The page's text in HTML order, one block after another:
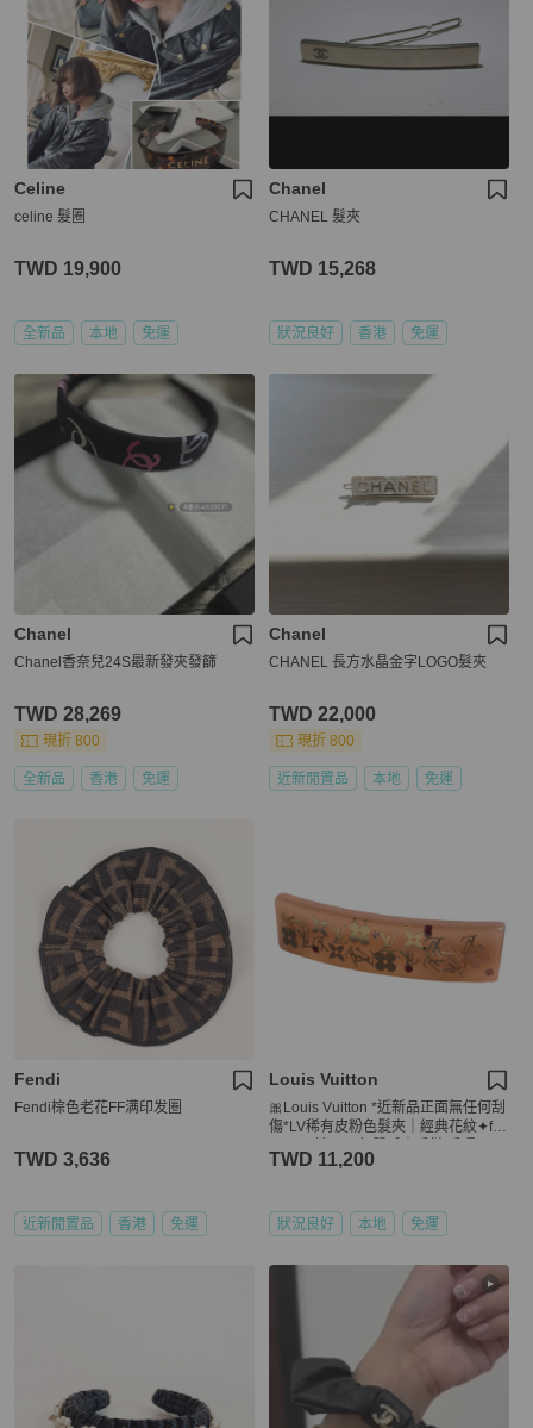
Celine
celine 髮圈
TWD 19,900
全新品 本地 免運
Chanel
CHANEL 髮夾
TWD 15,268
狀況良好 香港 免運
Chanel
Chanel香奈兒24S最新發夾發篩
TWD 28,269
現折 800
全新品 香港 免運
Chanel
CHANEL 長方水晶金字LOGO髮夾
TWD 22,000
現折 800
近新閒置品 本地 免運
Fendi
Fendi棕色老花FF满印发圈
TWD 3,636
近新閒置品 香港 免運
Louis Vuitton
🎀Louis Vuitton *近新品正面無任何刮
傷*LV稀有皮粉色髮夾｜經典花紋✦fuf
TWD 11,200
狀況良好 本地 免運